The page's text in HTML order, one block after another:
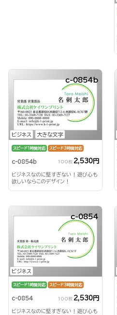
ビジネス 大きな文字
c-0854b
スピード1時間対応 スピード3時間対応
c-0854b 100枚 2,530円
ビジネスなのに堅すぎない！遊び心も
欲しいならこのデザイン！
ビジネス
c-0854
スピード1時間対応 スピード3時間対応
c-0854 100枚 2,530円
ビジネスなのに堅すぎない！遊び心も